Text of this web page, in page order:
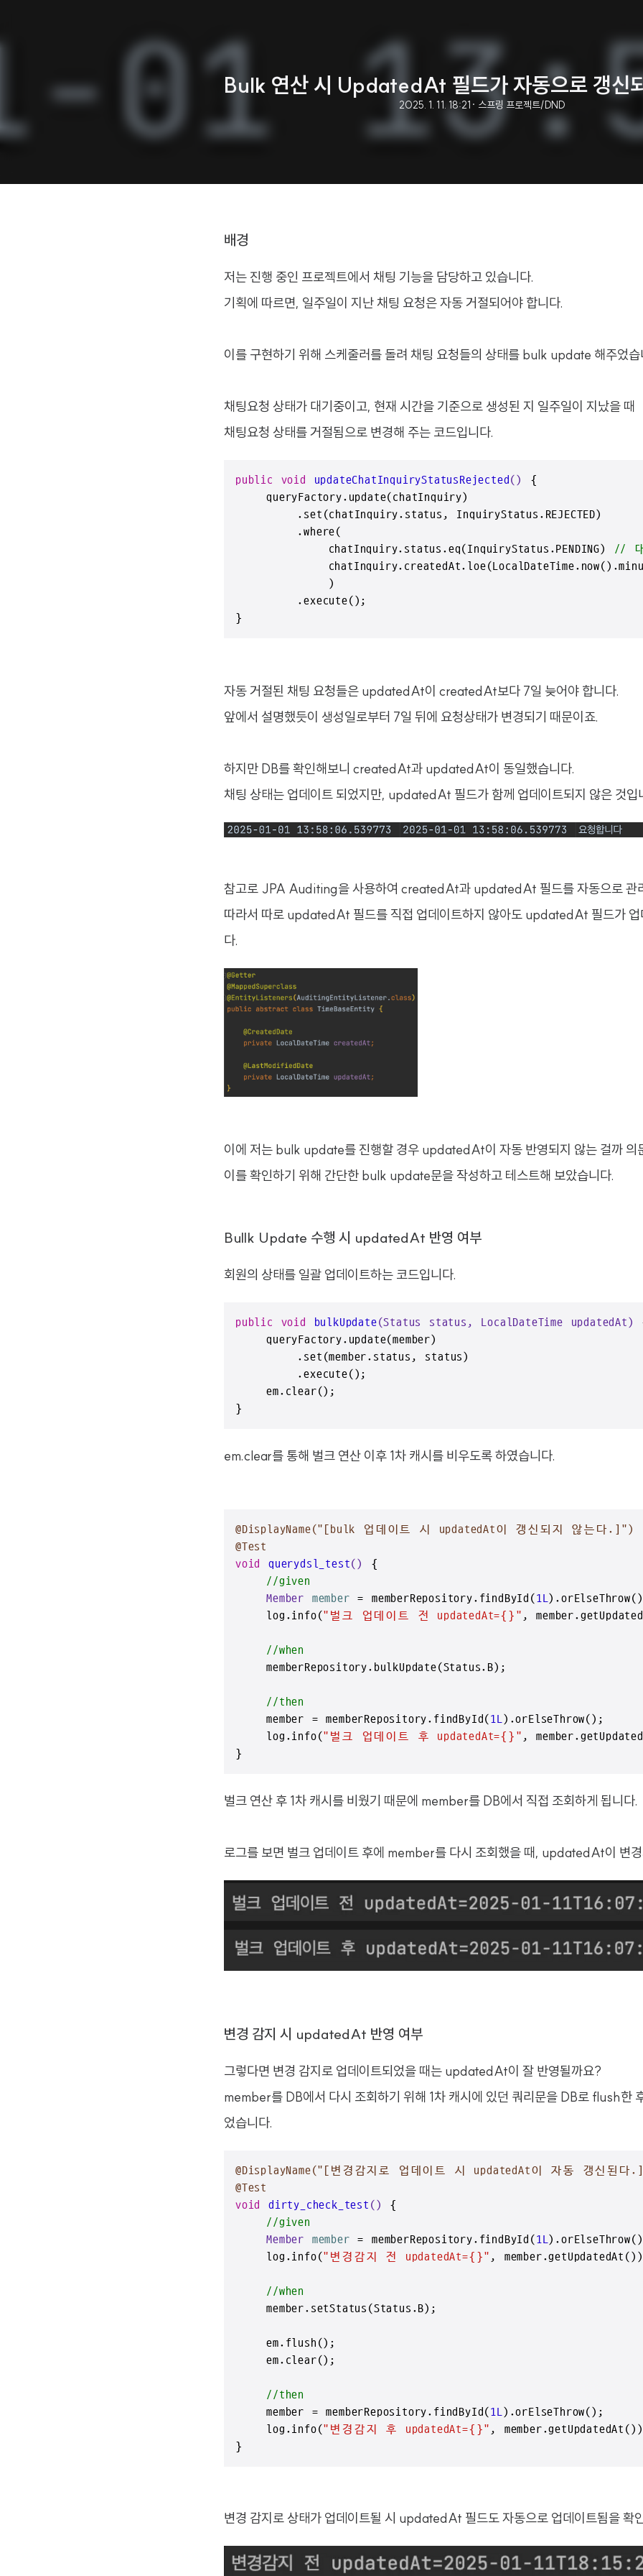
Bulk 연산 시 UpdatedAt 필드가 자동으로 갱신
2025. 1. 11. 18:21 · 스프링 프로젝트/DND
배경
저는 진행 중인 프로젝트에서 채팅 기능을 담당하고 있습니다.
기획에 따르면, 일주일이 지난 채팅 요청은 자동 거절되어야 합니다.
이를 구현하기 위해 스케줄러를 돌려 채팅 요청들의 상태를 bulk update 해주었습
채팅요청 상태가 대기중이고, 현재 시간을 기준으로 생성된 지 일주일이 지났을 때
채팅요청 상태를 거절됨으로 변경해 주는 코드입니다.
public void updateChatInquiryStatusRejected()
{
    queryFactory.update(chatInquiry)
        .set(chatInquiry.status, InquiryStatus.REJECTED)
        .where(
            chatInquiry.status.eq(InquiryStatus.PENDING)
//
            )
        .execute();
}
자동 거절된 채팅 요청들은 updatedAt이 createdAt보다 7일 늦어야 합니다.
앞에서 설명했듯이 생성일로부터 7일 뒤에 요청상태가 변경되기 때문이죠.
하지만 DB를 확인해보니 createdAt과 updatedAt이 동일했습니다.
채팅 상태는 업데이트 되었지만, updatedAt 필드가 함께 업데이트되지 않은 것입
참고로 JPA Auditing을 사용하여 createdAt과 updatedAt 필드를 자동으로 관
따라서 따로 updatedAt 필드를 직접 업데이트하지 않아도 updatedAt 필드가 업
다.
이에 저는 bulk update를 진행할 경우 updatedAt이 자동 반영되지 않는 걸까 의
이를 확인하기 위해 간단한 bulk update문을 작성하고 테스트해 보았습니다.
Bullk Update 수행 시 updatedAt 반영 여부
회원의 상태를 일괄 업데이트하는 코드입니다.
public void bulkUpdate(Status status, LocalDateTime updatedAt)
    queryFactory.update(member)
        .set(member.status, status)
        .execute();
    em.clear();
}
em.clear를 통해 벌크 연산 이후 1차 캐시를 비우도록 하였습니다.
@DisplayName("[bulk 업데이트 시 updatedAt이 갱신되지 않는다.]")
@Test
void
querydsl_test()
{
//given
Member
member = memberRepository.findById(1L
    log.info(
"벌크 업데이트 전 updatedAt={}" ,
//when
    memberRepository.bulkUpdate(Status.B);
//then
    member = memberRepository.findById(
1L).orElseThrow();
    log.info(
"벌크 업데이트 후 updatedAt={}" ,
}
벌크 연산 후 1차 캐시를 비웠기 때문에 member를 DB에서 직접 조회하게 됩니다.
로그를 보면 벌크 업데이트 후에 member를 다시 조회했을 때, updatedAt이 변
변경 감지 시 updatedAt 반영 여부
그렇다면 변경 감지로 업데이트되었을 때는 updatedAt이 잘 반영될까요?
member를 DB에서 다시 조회하기 위해 1차 캐시에 있던 쿼리문을 DB로 flush한
었습니다.
@DisplayName("[변경감지로 업데이트 시 updatedAt이 자동 갱신된다
@Test
void
dirty_check_test ()
{
//given
Member
member = memberRepository.findById(1L
    log.info(
"변경감지 전 updatedAt={}" ,
//when
    member.setStatus(Status.B);
    em.flush();
    em.clear();
//then
    member = memberRepository.findById(
1L).orElseThrow();
    log.info(
"변경감지 후 updatedAt={}" ,
}
변경 감지로 상태가 업데이트될 시 updatedAt 필드도 자동으로 업데이트됨을 확